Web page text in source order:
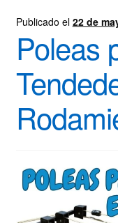
Publicado el 22 de
Poleas